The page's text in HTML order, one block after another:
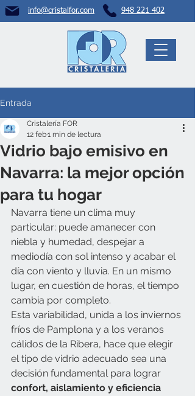
info@crista lfor.com 948 221 402
Entrada
Vidrio bajo emisivo en
Navarra: la mejor opción
para tu hogar
Cristalería FOR
12 feb1 min de lectura
Navarra tiene un clima muy
particular: puede amanecer con
niebla y humedad, despejar a
mediodía con sol intenso y acabar el
día con viento y lluvia. En un mismo
lugar, en cuestión de horas, el tiempo
cambia por completo.
Esta variabilidad, unida a los inviernos
fríos de Pamplona y a los veranos
cálidos de la Ribera, hace que elegir
el tipo de vidrio adecuado sea una
decisión fundamental para lograr
confort, aislamiento y eficiencia